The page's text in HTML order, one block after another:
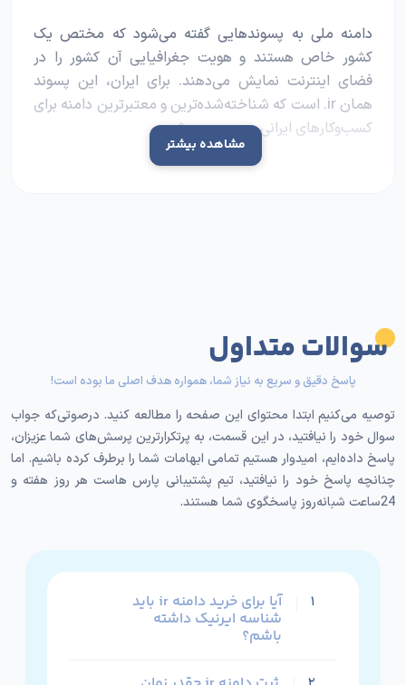
دامنه ملی به پسوندهایی گفته می‌شود که مختص یک
کشور خاص هستند و هویت جغرافیایی آن کشور را در
فضای اینترنت نمایش می‌دهند. برای ایران، این پسوند
همانir. است که شناخته‌شده‌ترین و معتبرترین دامنه برای
کسب‌وکارهای ایرانی محسوب می‌شود.
چرا دامنه ملی انتخاب مناسبی است؟
قانونی وجود دارد و همین شفافیت است که اعتماد
مخاطب ایرانی را جلب می‌کند.
دسترسی به نام دامنه دلخواه:به‌خاطر تقاضای کمتر نسبت
به پسوندهای بین‌المللی مثل com، احتمال اینکه نام
موردنظر شما روی دامنه ir آزاد باشد بسیار بیشتر است؛
یعنی می‌توانید دقیقا همان نامی را که می‌خواهید برای
برندتان ثبت کنید.
کاملا مقرون‌به‌صرفه خواهد بود.
مناسب برای فعالیت در بازار ایران:
می‌تواند انتخابی متناسب با بازار هدف شما باشد. این
مشاهده بیشتر
سوالات متداول
پاسخ دقیق و سریع به نیاز شما، همواره هدف اصلی ما بوده است!
توصیه می‌کنیم ابتدا محتوای این صفحه را مطالعه کنید. درصوتی‌که جواب
سوال خود را نیافتید، در این قسمت، به پرتکرارترین پرسش‌های شما عزیزان،
پاسخ داده‌ایم، امیدوار هستیم تمامی ابهامات شما را برطرف کرده باشیم. اما
چنانچه پاسخ خود را نیافتید، تیم پشتیبانی پارس هاست هر روز هفته و
24ساعت شبانه‌روز پاسخگوی شما هستند.
۱ آیا برای خرید دامنه ir باید
شناسه ایرنیک داشته
باشم؟